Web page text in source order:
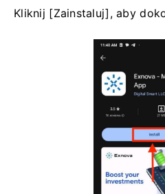
Kliknij [Zainstaluj], aby